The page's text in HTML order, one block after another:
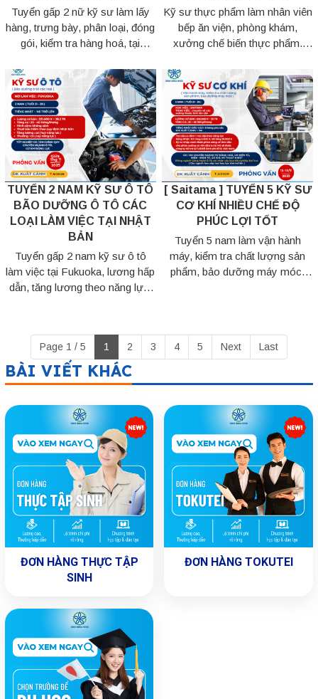
Tuyển gấp 2 nữ kỹ sư làm lấy
hàng, trưng bày, phân loại, đóng
gói, kiểm tra hàng hoá, tại
và thưởng 1000 - 5000 yên.
Kỹ sư thực phẩm làm nhân viên
bếp ăn viện, phòng khám,
xưởng chế biến thực phẩm.
đều, phúc lợi hấp dẫn.
TUYỂN 2 NAM KỸ SƯ Ô TÔ
BÃO DƯỠNG Ô TÔ CÁC
LOẠI LÀM VIỆC TẠI NHẬT
BẢN
Tuyển gấp 2 nam kỹ sư ô tô
làm việc tại Fukuoka, lương hấp
dẫn, tăng lương theo năng lực,
[ Saitama ] TUYỂN 5 KỸ SƯ
CƠ KHÍ NHIỀU CHẾ ĐỘ
PHÚC LỢI TỐT
Tuyển 5 nam làm vận hành
máy, kiểm tra chất lượng sản
phẩm, bảo dưỡng máy móc.
Page 1 / 5 1 2 3 4 5 Next Last
BÀI VIẾT KHÁC
ĐƠN HÀNG THỰC TẬP
SINH
ĐƠN HÀNG TOKUTEI